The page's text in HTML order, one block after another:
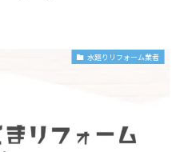
水廻りリフォーム業者